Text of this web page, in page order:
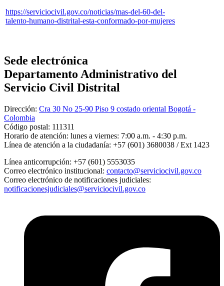
https://serviciocivil.gov.co/noticias/mas-del-60-del-
talento-humano-distrital-esta-conformado-por-mujeres
Sede electrónica
Departamento Administrativo del
Servicio Civil Distrital
Dirección: Cra 30 No 25-90 Piso 9 costado oriental Bogotá -
Colombia
Código postal: 111311
Horario de atención: lunes a viernes: 7:00 a.m. - 4:30 p.m.
Línea de atención a la ciudadanía: +57 (601) 3680038 / Ext 1423
Línea anticorrupción: +57 (601) 5553035
Correo electrónico institucional: contacto@serviciocivil.gov.co
Correo electrónico de notificaciones judiciales:
notificacionesjudiciales@serviciocivil.gov.co